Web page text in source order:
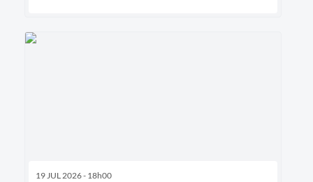
19 JUL 2026 - 18h00